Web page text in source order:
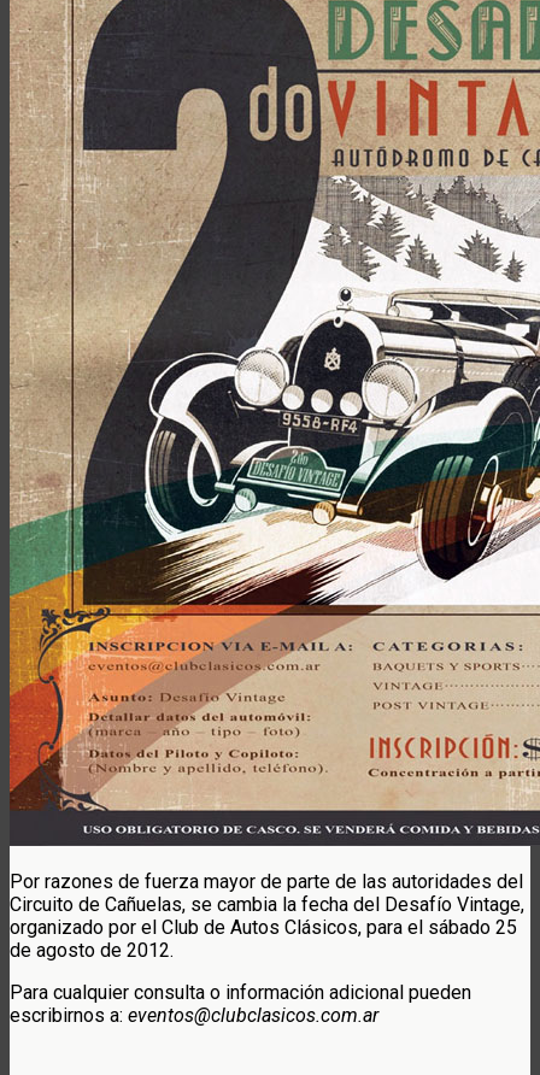
Por razones de fuerza mayor de parte de las autoridades del
Circuito de Cañuelas, se cambia la fecha del Desafío Vintage,
organizado por el Club de Autos Clásicos, para el sábado 25
de agosto de 2012.
Para cualquier consulta o información adicional pueden
escribirnos a: eventos@clubclasicos.com.ar